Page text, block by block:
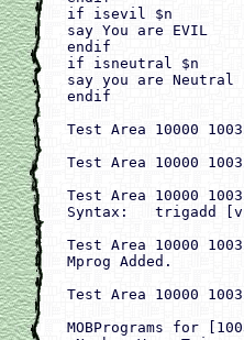
if isevil $n
say You are EVIL
endif
if isneutral $n
say you are Neutral
endif
Test Area 10000
Test Area 10000
Test Area 10000
Syntax:   trigadd
Test Area 10000
Mprog Added.
Test Area 10000
MOBPrograms for